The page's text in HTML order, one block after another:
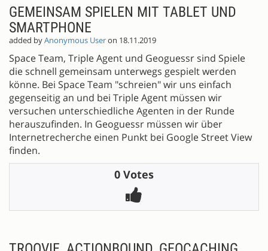
GEMEINSAM SPIELEN MIT TABLET UND
SMARTPHONE
added byAnonymous Useron 18.11.2019
Space Team, Triple Agent und Geoguessr sind Spiele
die schnell gemeinsam unterwegs gespielt werden
könne. Bei Space Team "schreien" wir uns einfach
gegenseitig an und bei Triple Agent müssen wir
versuchen unterschiedliche Agenten in der Runde
herauszufinden. In Geoguessr müssen wir über
Internetrecherche einen Punkt bei Google Street View
finden.
0 Votes